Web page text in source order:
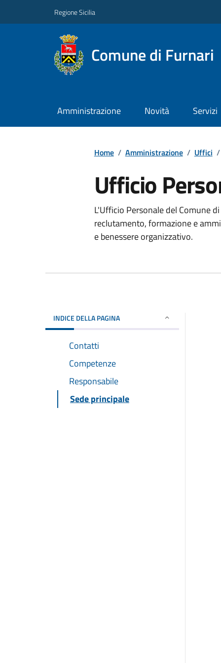
Regione Sicilia
Comune di Furnari
Amministrazione Novità Servizi
Home / Amministrazione / Uffici /
Ufficio
L'Ufficio Personale del Comune
reclutamento, formazione e
e benessere organizzativo.
INDICE DELLA PAGINA
Contatti
Competenze
Responsabile
Sede principale